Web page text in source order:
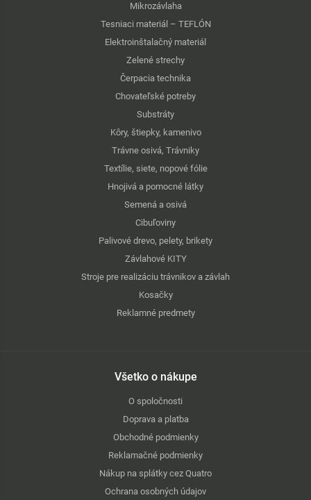
Mikrozávlaha
Tesniaci materiál – TEFLÓN
Elektroinštalačný materiál
Zelené strechy
Čerpacia technika
Chovateľské potreby
Substráty
Kôry, štiepky, kamenivo
Trávne osivá, Trávniky
Textílie, siete, nopové fólie
Hnojivá a pomocné látky
Semená a osivá
Cibuľoviny
Palivové drevo, pelety, brikety
Závlahové KITY
Stroje pre realizáciu trávnikov a závlah
Kosačky
Reklamné predmety
Všetko o nákupe
O spoločnosti
Doprava a platba
Obchodné podmienky
Reklamačné podmienky
Nákup na splátky cez Quatro
Ochrana osobných údajov